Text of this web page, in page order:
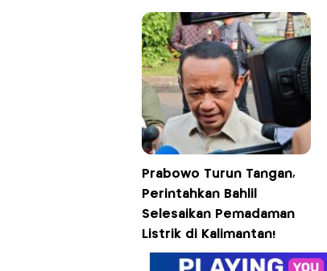
Prabowo Turun Tangan,
Perintahkan Bahlil
Selesaikan Pemadaman
Listrik di Kalimantan!